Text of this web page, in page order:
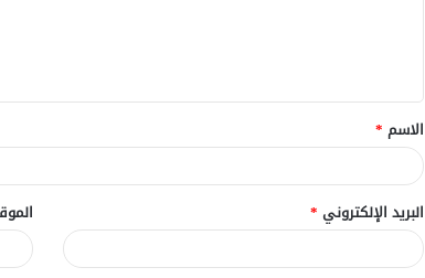
ق
*
الاسم *
البريد الإلكتروني *